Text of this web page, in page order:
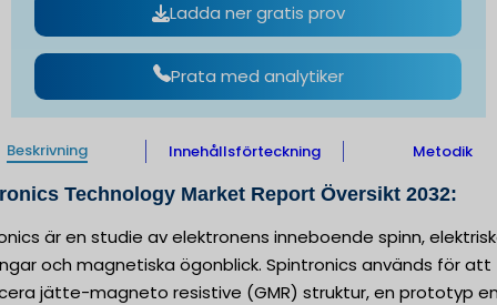
Ladda ner gratis prov
Prata med analytiker
Beskrivning Innehållsförteckning Metodik
Technology Market Report Översikt 2032:
är en studie av elektronens inneboende spinn,
och magnetiska ögonblick. Spintronics används för att
jätte-magneto resistive (GMR) struktur, en prototyp